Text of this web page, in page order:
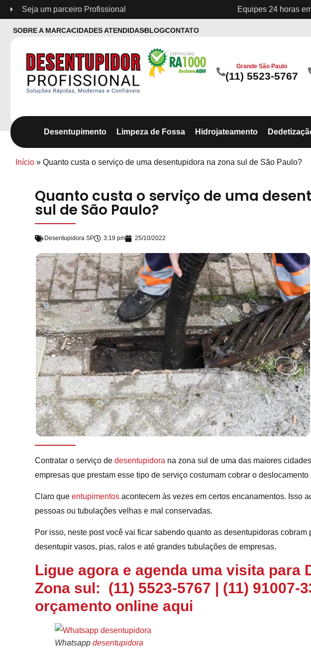
Seja um parceiro Profissional Equipes 24 horas
SOBRE A MARCACIDADES ATENDIDASBLOGCONTATO
Grande São Paulo
(11) 5523-5767
Desentupimento Limpeza de Fossa Hidrojateamento
Início » Quanto custa o serviço de uma desentupidora na zona sul de São Paulo?
Quanto custa o serviço de uma
sul de São Paulo?
Desentupidora SP 3:19 pm 25/10/2022
Contratar o serviço de desentupidora na zona sul de uma das maiores
empresas que prestam esse tipo de serviço costumam cobrar o
Claro que entupimentos acontecem às vezes em certos encanamentos. Isso
pessoas ou tubulações velhas e mal conservadas.
Por isso, neste post você vai ficar sabendo quanto as desentupidoras
desentupir vasos, pias, ralos e até grandes tubulações de empresas.
Ligue agora e agenda uma visita para
Zona sul: (11) 5523-5767 | (11) 91007-
orçamento online aqui
Whatsapp desentupidora